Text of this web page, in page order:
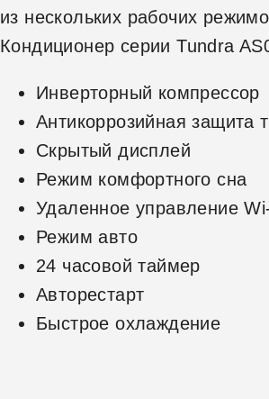
из нескольких рабочих
Кондиционер серии Tundra
Инверторный компрессор
Антикоррозийная защита
Скрытый дисплей
Режим комфортного сна
Удаленное управление
Режим авто
24 часовой таймер
Авторестарт
Быстрое охлаждение